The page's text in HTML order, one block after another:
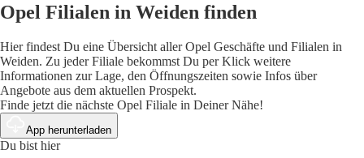
Opel Filialen in Weiden finden
Hier findest Du eine Übersicht aller Opel Geschäfte und Filialen in
Weiden. Zu jeder Filiale bekommst Du per Klick weitere
Informationen zur Lage, den Öffnungszeiten sowie Infos über
Angebote aus dem aktuellen Prospekt.
Finde jetzt die nächste Opel Filiale in Deiner Nähe!
App herunterladen
Du bist hier